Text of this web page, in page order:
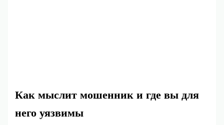
Как мыслит мошенник и где вы для
него уязвимы